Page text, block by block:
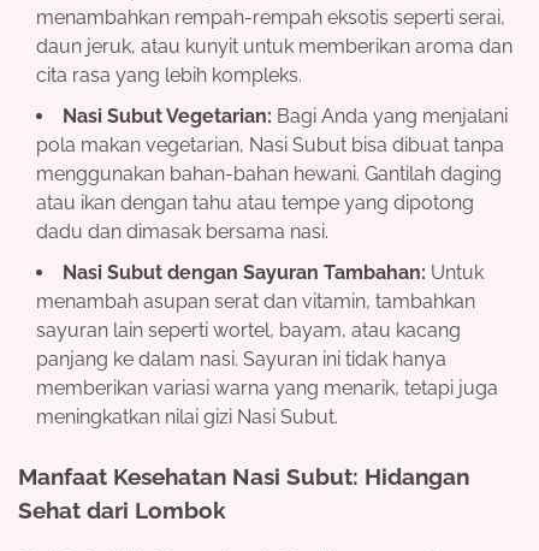
menambahkan rempah-rempah eksotis seperti serai,
daun jeruk, atau kunyit untuk memberikan aroma dan
cita rasa yang lebih kompleks.
Nasi Subut Vegetarian: Bagi Anda yang menjalani
pola makan vegetarian, Nasi Subut bisa dibuat tanpa
menggunakan bahan-bahan hewani. Gantilah daging
atau ikan dengan tahu atau tempe yang dipotong
dadu dan dimasak bersama nasi.
Nasi Subut dengan Sayuran Tambahan: Untuk
menambah asupan serat dan vitamin, tambahkan
sayuran lain seperti wortel, bayam, atau kacang
panjang ke dalam nasi. Sayuran ini tidak hanya
memberikan variasi warna yang menarik, tetapi juga
meningkatkan nilai gizi Nasi Subut.
Manfaat Kesehatan Nasi Subut: Hidangan
Sehat dari Lombok